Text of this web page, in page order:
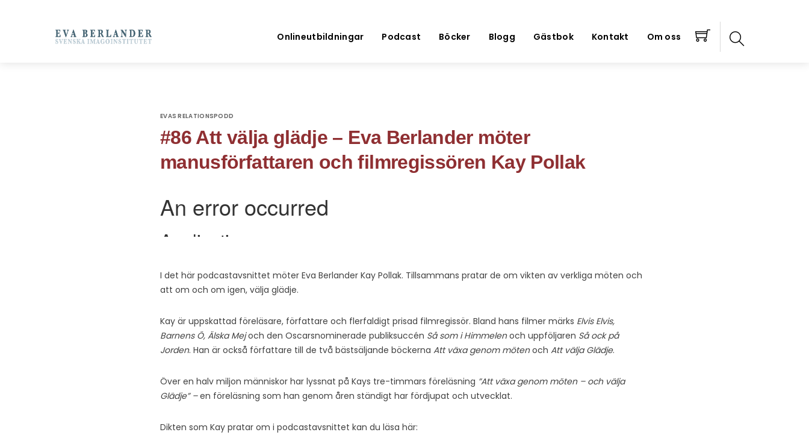
Onlineutbildningar Podcast Böcker Blogg Gästbok Kontakt Om oss
EVAS RELATIONSPODD
#86 Att välja glädje – Eva Berlander möter
manusförfattaren och filmregissören Kay Pollak
I det här podcastavsnittet möter Eva Berlander Kay Pollak. Tillsammans pratar de om vikten av verkliga möten och
att om och om igen, välja glädje.
Kay är uppskattad föreläsare, författare och flerfaldigt prisad filmregissör. Bland hans filmer märks Elvis Elvis,
Barnens Ö, Älska Mejoch den Oscarsnominerade publiksuccén Så som i Himmelenoch uppföljaren Så ock på
Jorden. Han är också författare till de två bästsäljande böckerna Att växa genom mötenoch Att välja Glädje.
Över en halv miljon människor har lyssnat på Kays tre-timmars föreläsning ”Att växa genom möten – och välja
Glädje” –en föreläsning som han genom åren ständigt har fördjupat och utvecklat.
Dikten som Kay pratar om i podcastavsnittet kan du läsa här: